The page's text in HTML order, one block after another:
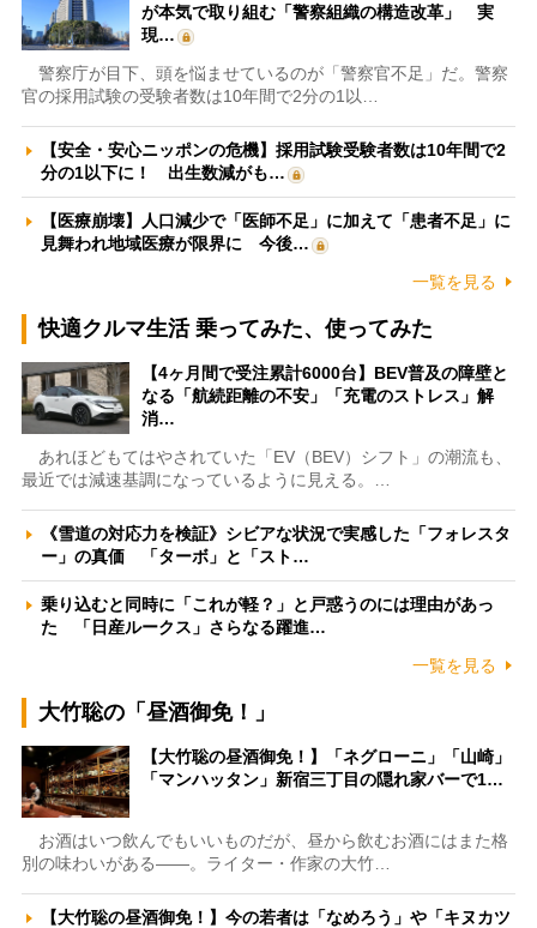
が本気で取り組む「警察組織の構造改革」 実
現…
警察庁が目下、頭を悩ませているのが「警察官不足」だ。警察
官の採用試験の受験者数は10年間で2分の1以…
【安全・安心ニッポンの危機】採用試験受験者数は10年間で2
分の1以下に！ 出生数減がも…
【医療崩壊】人口減少で「医師不足」に加えて「患者不足」に
見舞われ地域医療が限界に 今後…
一覧を見る
快適クルマ生活 乗ってみた、使ってみた
【4ヶ月間で受注累計6000台】BEV普及の障壁と
なる「航続距離の不安」「充電のストレス」解
消…
あれほどもてはやされていた「EV（BEV）シフト」の潮流も、
最近では減速基調になっているように見える。…
《雪道の対応力を検証》シビアな状況で実感した「フォレスタ
ー」の真価 「ターボ」と「スト…
乗り込むと同時に「これが軽？」と戸惑うのには理由があっ
た 「日産ルークス」さらなる躍進…
一覧を見る
大竹聡の「昼酒御免！」
【大竹聡の昼酒御免！】「ネグローニ」「山崎」
「マンハッタン」新宿三丁目の隠れ家バーで1…
お酒はいつ飲んでもいいものだが、昼から飲むお酒にはまた格
別の味わいがある――。ライター・作家の大竹…
【大竹聡の昼酒御免！】今の若者は「なめろう」や「キヌカツ